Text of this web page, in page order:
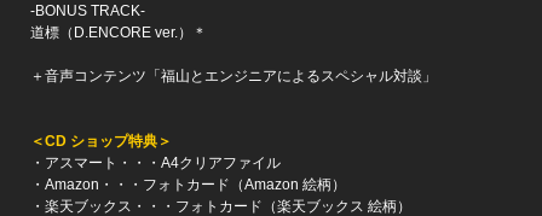
-BONUS TRACK-
道標（D.ENCORE ver.）＊
＋音声コンテンツ「福山とエンジニアによるスペシャル対談」
＜CD ショップ特典＞
・アスマート・・・A4クリアファイル
・Amazon・・・フォトカード（Amazon 絵柄）
・楽天ブックス・・・フォトカード（楽天ブックス 絵柄）